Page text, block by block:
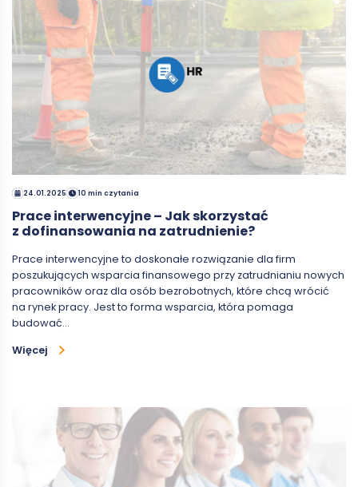
24.01.2025 10 min czytania
Prace interwencyjne – Jak skorzystać
z dofinansowania na zatrudnienie?
Prace interwencyjne to doskonałe rozwiązanie dla firm
poszukujących wsparcia finansowego przy zatrudnianiu nowych
pracowników oraz dla osób bezrobotnych, które chcą wrócić
na rynek pracy. Jest to forma wsparcia, która pomaga
budować…
Więcej